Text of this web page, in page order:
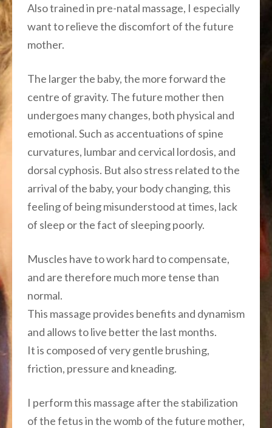
Also trained in pre-natal massage, I especially
want to relieve the discomfort of the future
mother.
The larger the baby, the more forward the
centre of gravity. The future mother then
undergoes many changes, both physical and
emotional. Such as accentuations of spine
curvatures, lumbar and cervical lordosis, and
dorsal cyphosis. But also stress related to the
arrival of the baby, your body changing, this
feeling of being misunderstood at times, lack
of sleep or the fact of sleeping poorly.
Muscles have to work hard to compensate,
and are therefore much more tense than
normal.
This massage provides benefits and dynamism
and allows to live better the last months.
It is composed of very gentle brushing,
friction, pressure and kneading.
I perform this massage after the stabilization
of the fetus in the womb of the future mother,